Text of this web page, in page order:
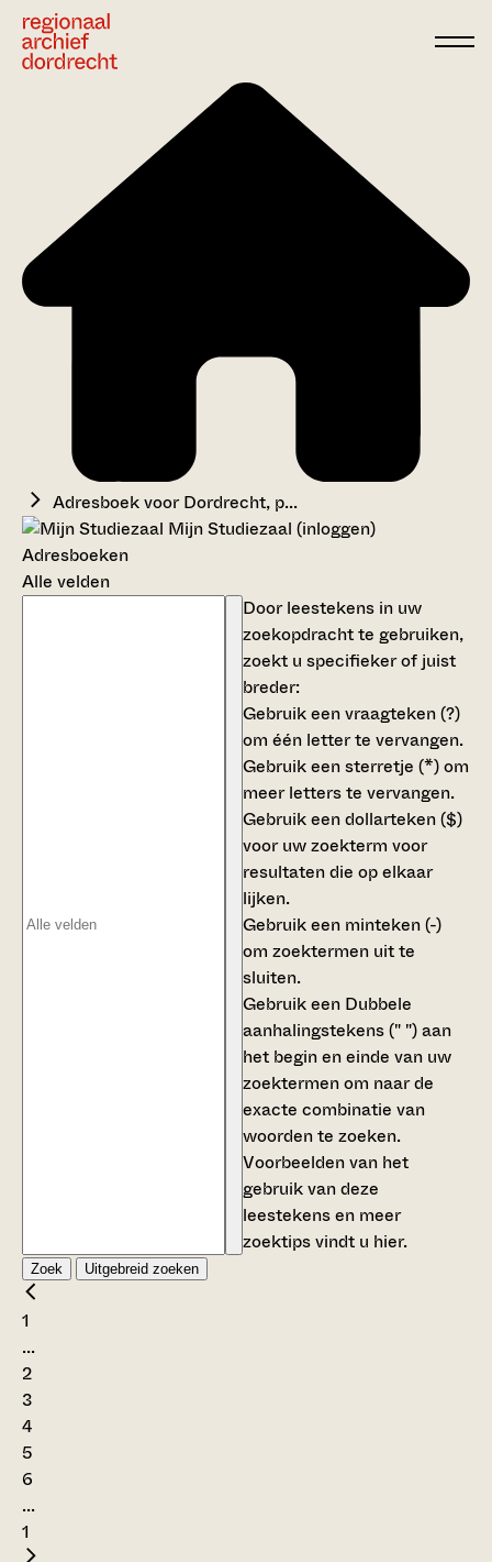
Adresboek voor Dordrecht, p...
Mijn Studiezaal (inloggen)
Adresboeken
Alle velden
Door leestekens in uw
zoekopdracht te gebruiken,
zoekt u specifieker of juist
breder:
Gebruik eenvraagteken (?)
om één letter te vervangen.
Gebruik eensterretje (*)om
meer letters te vervangen.
Gebruik eendollarteken ($)
voor uw zoekterm voor
resultaten die op elkaar
lijken.
Gebruik een minteken (-)
om zoektermen uit te
sluiten.
Gebruik een Dubbele
aanhalingstekens (" ")aan
het begin en einde van uw
zoektermen om naar de
exacte combinatie van
woorden te zoeken.
Voorbeelden van het
gebruik van deze
leestekens en meer
zoektips vindt u hier.
Zoek Uitgebreid zoeken
1
...
2
3
4
5
6
...
1